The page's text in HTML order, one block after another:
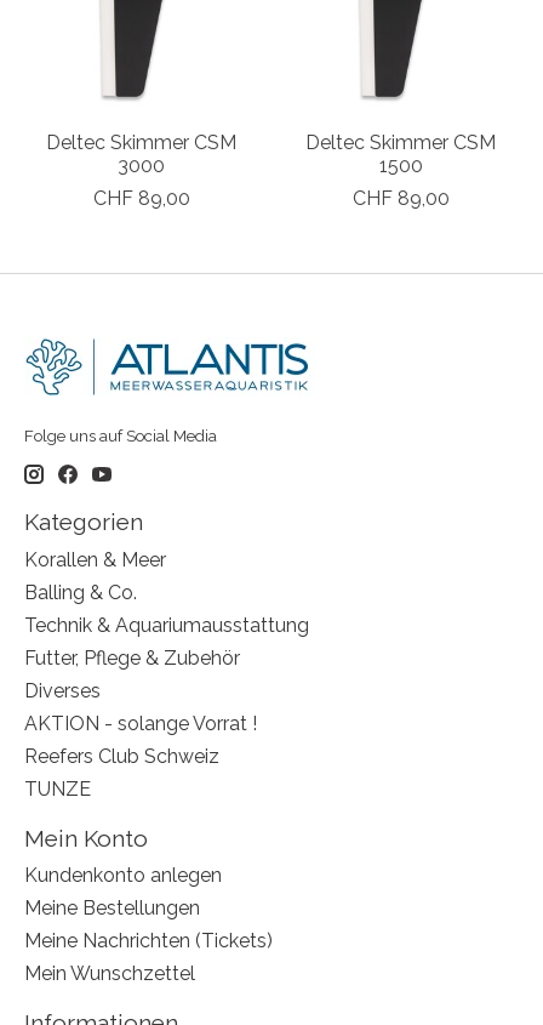
Deltec Skimmer CSM
3000
CHF 89,00
Deltec Skimmer CSM
1500
CHF 89,00
Folge uns auf Social Media
Kategorien
Korallen & Meer
Balling & Co.
Technik & Aquariumausstattung
Futter, Pflege & Zubehör
Diverses
AKTION - solange Vorrat !
Reefers Club Schweiz
TUNZE
Mein Konto
Kundenkonto anlegen
Meine Bestellungen
Meine Nachrichten (Tickets)
Mein Wunschzettel